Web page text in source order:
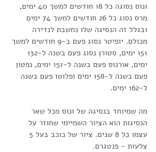
ונוס נסוגה כל 18 חודשים למשך 40 ימים,
מרס נסוג כל 26 חודשים למשך 74 ימים
ובגלל זה הנסיגה שלו נחשבת לנדירה
מכולם. יופיטר נסוג פעם ב-9 חודשים למשך
ימים, אורנוס פעם בשנה ל-151 ימים, נפטון
פעם בשנה ל-158 ימים ופלוטו פעם בשנה
ל-162 ימים.
מה שמיוחד בנסיגה של ונוס מכל שאר
הנסיגות הוא הציור השמיימי שחוזר על
צלעות - פנטגרם.